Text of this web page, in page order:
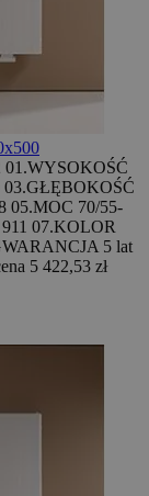
01.WYSOKOŚĆ
05.MOC 70/55-
07.KOLOR
5 lat
5 422,53 zł